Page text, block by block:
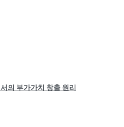
의 부가가치 창출 원리